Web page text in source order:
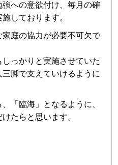
への意欲付け、毎月の確
しております。
庭の協力が必要不可欠で
っかりと実施させていた
脚で支えていけるように
「臨海」となるように、
たらと思います。